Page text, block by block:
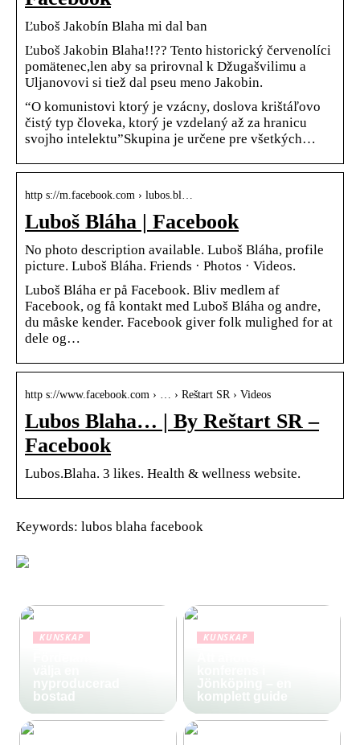
Ľuboš Jakobín Blaha mi dal ban
Ľuboš Jakobin Blaha!!?? Tento historický červenolíci
pomätenec,len aby sa prirovnal k Džugašvilimu a
Uljanovovi si tiež dal pseu meno Jakobin.
“O komunistovi ktorý je vzácny, doslova krištáľovo
čistý typ človeka, ktorý je vzdelaný až za hranicu
svojho intelektu”Skupina je určene pre všetkých…
http s://m.facebook.com › lubos.bl…
Luboš Bláha | Facebook
No photo description available. Luboš Bláha, profile
picture. Luboš Bláha. Friends · Photos · Videos.
Luboš Bláha er på Facebook. Bliv medlem af
Facebook, og få kontakt med Luboš Bláha og andre,
du måske kender. Facebook giver folk mulighed for at
dele og…
http s://www.facebook.com › … › Reštart SR › Videos
Lubos Blaha… | By Reštart SR –
Facebook
Lubos.Blaha. 3 likes. Health & wellness website.
Keywords: lubos blaha facebook
KUNSKAP
bostad
KUNSKAP
komplett guide